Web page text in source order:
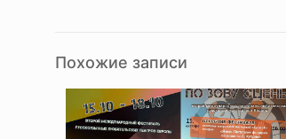
Похожие записи